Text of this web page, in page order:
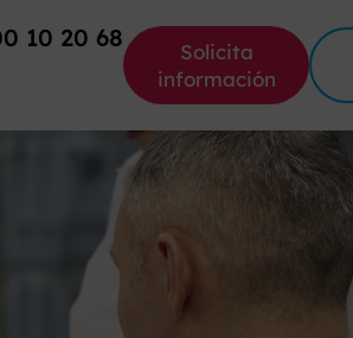
10 20 68
Solicita
información